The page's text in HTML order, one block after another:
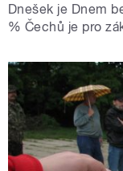
Dnešek je Dnem
% Čechů je pro